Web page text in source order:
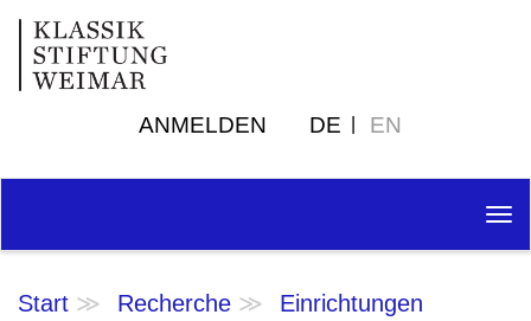
ANMELDEN DE EN
Start Recherche
Einrichtungen